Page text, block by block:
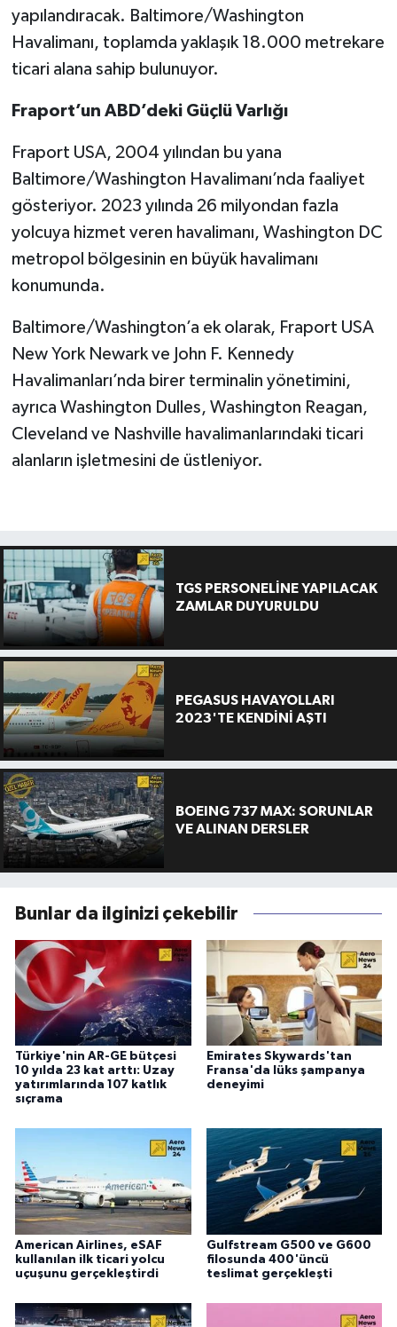
yapılandıracak. Baltimore/Washington
Havalimanı, toplamda yaklaşık 18.000 metrekare
ticari alana sahip bulunuyor.
Fraport’un ABD’deki Güçlü Varlığı
Fraport USA, 2004 yılından bu yana
Baltimore/Washington Havalimanı’nda faaliyet
gösteriyor. 2023 yılında 26 milyondan fazla
yolcuya hizmet veren havalimanı, Washington DC
metropol bölgesinin en büyük havalimanı
konumunda.
Baltimore/Washington’a ek olarak, Fraport USA
New York Newark ve John F. Kennedy
Havalimanları’nda birer terminalin yönetimini,
ayrıca Washington Dulles, Washington Reagan,
Cleveland ve Nashville havalimanlarındaki ticari
alanların işletmesini de üstleniyor.
TGS PERSONELİNE YAPILACAK
ZAMLAR DUYURULDU
PEGASUS HAVAYOLLARI
2023'TE KENDİNİ AŞTI
BOEING 737 MAX: SORUNLAR
VE ALINAN DERSLER
Bunlar da ilginizi çekebilir
Türkiye'nin AR-GE bütçesi
10 yılda 23 kat arttı: Uzay
yatırımlarında 107 katlık
sıçrama
Emirates Skywards'tan
Fransa'da lüks şampanya
deneyimi
American Airlines, eSAF
kullanılan ilk ticari yolcu
uçuşunu gerçekleştirdi
Gulfstream G500 ve G600
filosunda 400'üncü
teslimat gerçekleşti